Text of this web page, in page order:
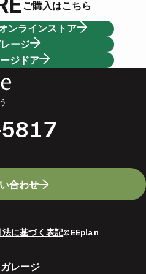
ご購入はこちら
ンラインストア
ージ
ジドア
合わせ
に基づく表記©EEplan
ガレージ